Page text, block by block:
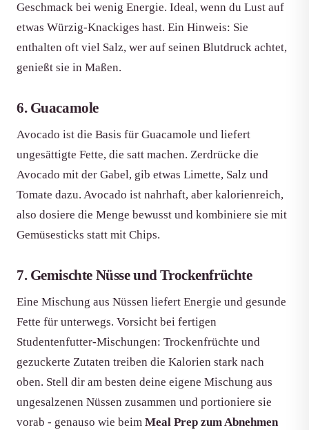
Geschmack bei wenig Energie. Ideal, wenn du Lust auf
etwas Würzig-Knackiges hast. Ein Hinweis: Sie
enthalten oft viel Salz, wer auf seinen Blutdruck achtet,
genießt sie in Maßen.
6. Guacamole
Avocado ist die Basis für Guacamole und liefert
ungesättigte Fette, die satt machen. Zerdrücke die
Avocado mit der Gabel, gib etwas Limette, Salz und
Tomate dazu. Avocado ist nahrhaft, aber kalorienreich,
also dosiere die Menge bewusst und kombiniere sie mit
Gemüsesticks statt mit Chips.
7. Gemischte Nüsse und Trockenfrüchte
Eine Mischung aus Nüssen liefert Energie und gesunde
Fette für unterwegs. Vorsicht bei fertigen
Studentenfutter-Mischungen: Trockenfrüchte und
gezuckerte Zutaten treiben die Kalorien stark nach
oben. Stell dir am besten deine eigene Mischung aus
ungesalzenen Nüssen zusammen und portioniere sie
vorab - genauso wie beim Meal Prep zum Abnehmen